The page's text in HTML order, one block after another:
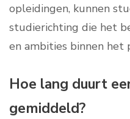
opleidingen, kunnen
studierichting die het
en ambities binnen het
Hoe lang duurt
gemiddeld?